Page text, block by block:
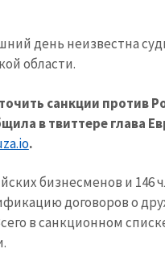
день неизвестна
области.
санкции против
в твиттере глава
.
бизнесменов и 146
договоров о
в санкционном
+ Добавить заголовок
+ Добавить ссылку на медиа
+ Добавить текст новости